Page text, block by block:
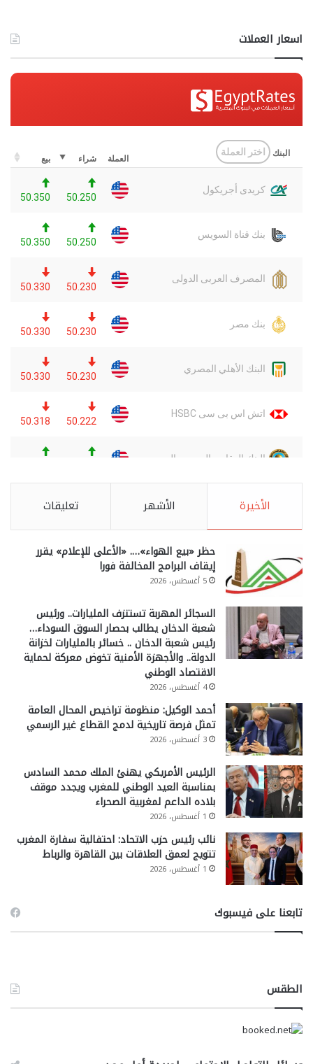
اسعار العملات
الأخيرة الأشهر تعليقات
حظر «بيع الهواء»…. «الأعلى للإعلام» يقرر
إيقاف البرامج المخالفة فورا
5 أغسطس، 2026
السجائر المهربة تستنزف المليارات.. ورئيس
شعبة الدخان يطالب بحصار السوق السوداء…
رئيس شعبة الدخان .. خسائر بالمليارات لخزانة
الدولة.. والأجهزة الأمنية تخوض معركة لحماية
الاقتصاد الوطني
4 أغسطس، 2026
أحمد الوكيل: منظومة تراخيص المحال العامة
تمثل فرصة تاريخية لدمج القطاع غير الرسمي
3 أغسطس، 2026
الرئيس الأمريكي يهنئ الملك محمد السادس
بمناسبة العيد الوطني للمغرب ويجدد موقف
بلاده الداعم لمغربية الصحراء
1 أغسطس، 2026
نائب رئيس حزب الاتحاد: احتفالية سفارة المغرب
تتويج لعمق العلاقات بين القاهرة والرباط
1 أغسطس، 2026
تابعنا على فيسبوك
الطقس